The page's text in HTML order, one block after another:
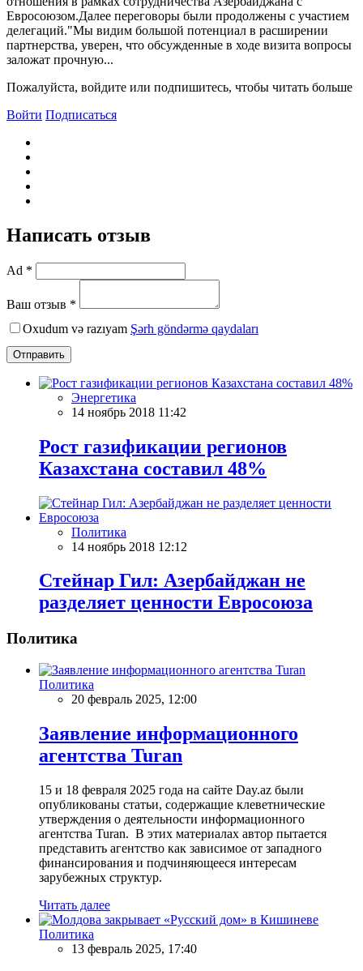
Евросоюзом.Далее переговоры были продолжены с участием
делегаций."Мы видим большой потенциал в расширении
партнерства, уверен, что обсужденные в ходе визита вопросы
заложат прочную...
Пожалуйста, войдите или подпишитесь, чтобы читать больше
Войти Подписаться
Написать отзыв
Ad *
Ваш отзыв *
Oxudum və razıyam Şərh göndərmə qaydaları
Отправить
Энергетика
14 ноябрь 2018 11:42
Рост газификации регионов
Казахстана составил 48%
Политика
14 ноябрь 2018 12:12
Стейнар Гил: Азербайджан не
разделяет ценности Евросоюза
Политика
Политика
20 февраль 2025, 12:00
Заявление информационного
агентства Turan
15 и 18 февраля 2025 года на сайте Day.az были
опубликованы статьи, содержащие клеветнические
утверждения о деятельности информационного
агентства Turan. В этих материалах автор пытается
представить агентство как зависимое от западного
финансирования и подчиняющееся интересам
зарубежных структур.
Читать далее
Политика
13 февраль 2025, 17:40